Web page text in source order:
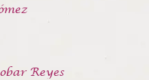
Reyes